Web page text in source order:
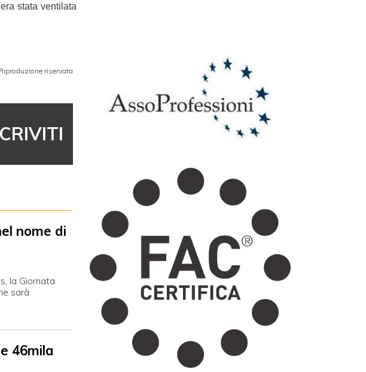
stata ventilata
riservata
nome di
la Giornata
sarà
46mila